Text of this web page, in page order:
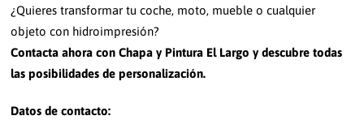
¿Quieres transformar tu coche, moto, mueble o cualquier
objeto con hidroimpresión?
Contacta ahora con Chapa y Pintura El Largo y descubre todas
las posibilidades de personalización.
Datos de contacto: